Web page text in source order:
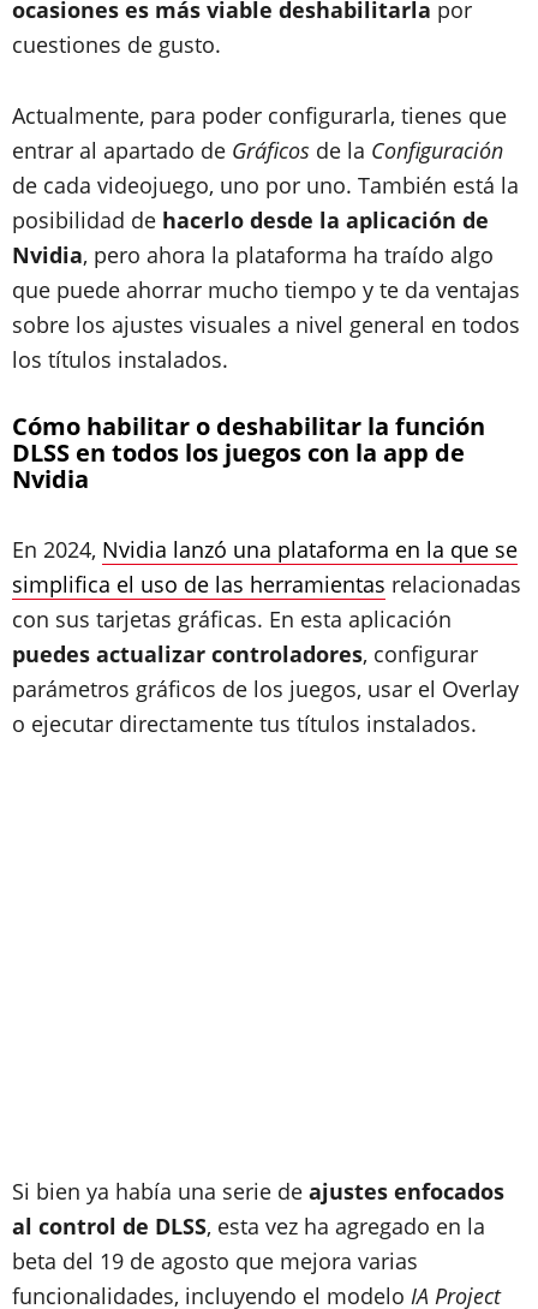
ocasiones es más viable deshabilitarla por
cuestiones de gusto.
Actualmente, para poder configurarla, tienes que
entrar al apartado de Gráficos de la Configuración
de cada videojuego, uno por uno. También está la
posibilidad de hacerlo desde la aplicación de
Nvidia, pero ahora la plataforma ha traído algo
que puede ahorrar mucho tiempo y te da ventajas
sobre los ajustes visuales a nivel general en todos
los títulos instalados.
Cómo habilitar o deshabilitar la función
DLSS en todos los juegos con la app de
Nvidia
En 2024, Nvidia lanzó una plataforma en la que se
simplifica el uso de las herramientas relacionadas
con sus tarjetas gráficas. En esta aplicación
puedes actualizar controladores, configurar
parámetros gráficos de los juegos, usar el Overlay
o ejecutar directamente tus títulos instalados.
Si bien ya había una serie de ajustes enfocados
al control de DLSS, esta vez ha agregado en la
beta del 19 de agosto que mejora varias
funcionalidades, incluyendo el modelo IA Project